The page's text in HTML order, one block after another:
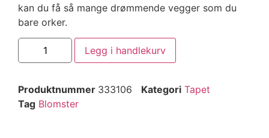
kan du få så mange drømmende vegger som du
bare orker.
Legg i handlekurv
Produktnummer 333106 Kategori Tapet
Tag Blomster